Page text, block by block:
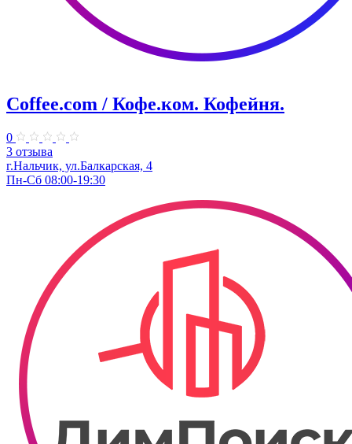
Coffee.com / Кофе.ком. Кофейня.
0
3 отзыва
г.Нальчик, ул.Балкарская, 4
Пн-Сб 08:00-19:30